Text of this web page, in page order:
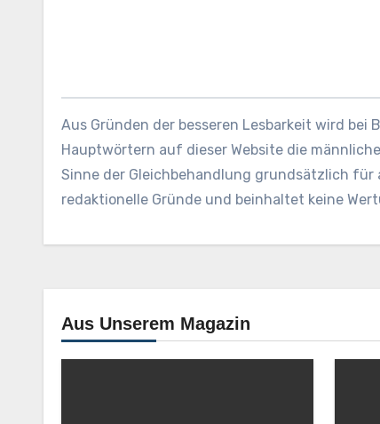
Aus Gründen der besseren Lesbarkeit wird
Hauptwörtern auf dieser Website die
Sinne der Gleichbehandlung grundsätzlich
redaktionelle Gründe und beinhaltet keine
Aus Unserem Magazin